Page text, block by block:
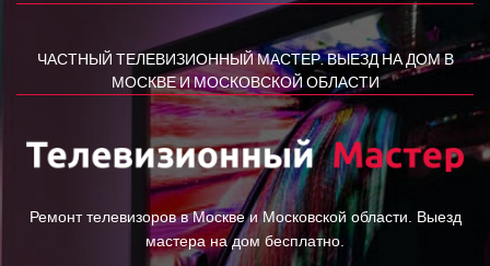
ЧАСТНЫЙ ТЕЛЕВИЗИОННЫЙ МАСТЕР. ВЫЕЗД НА ДОМ В
МОСКВЕ И МОСКОВСКОЙ ОБЛАСТИ
Ремонт телевизоров в Москве и Московской области. Выезд
мастера на дом бесплатно.